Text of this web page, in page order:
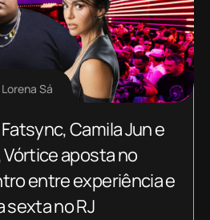
Lorena Sá
Camila Jun e
aposta no
entre experiência e
sexta no RJ